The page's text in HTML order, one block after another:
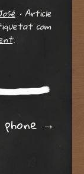
•Article
com
.
→